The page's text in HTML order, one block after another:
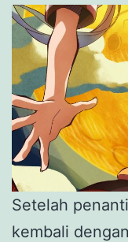
Setelah
kembali